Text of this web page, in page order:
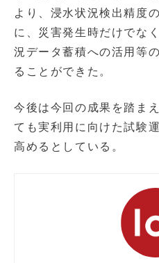
より、浸水状況検出精度
に、災害発生時だけでな
況データ蓄積への活用等
ることができた。
今後は今回の成果を踏ま
ても実利用に向けた試験
高めるとしている。